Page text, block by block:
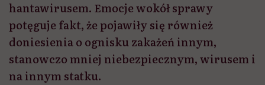
hantawirusem. Emocje wokół sprawy
potęguje fakt, że pojawiły się również
doniesienia o ognisku zakażeń innym,
stanowczo mniej niebezpiecznym, wirusem i
na innym statku.